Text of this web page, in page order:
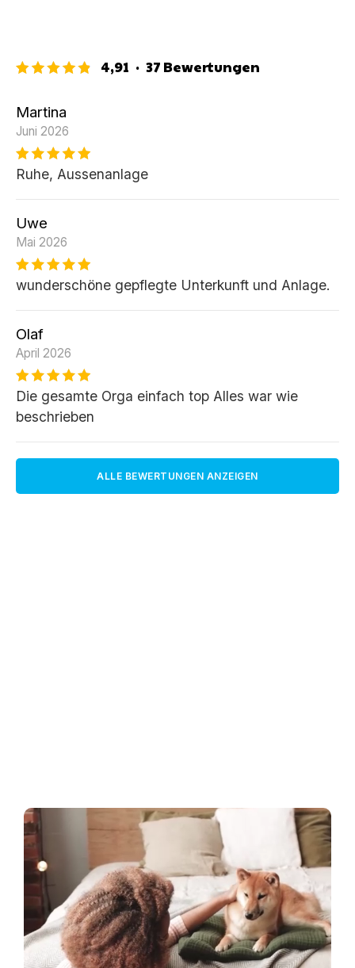
4,91 · 37 Bewertungen
Martina
Juni 2026
Ruhe, Aussenanlage
Uwe
Mai 2026
wunderschöne gepflegte Unterkunft und Anlage.
Olaf
April 2026
Die gesamte Orga einfach top Alles war wie
beschrieben
ALLE BEWERTUNGEN ANZEIGEN